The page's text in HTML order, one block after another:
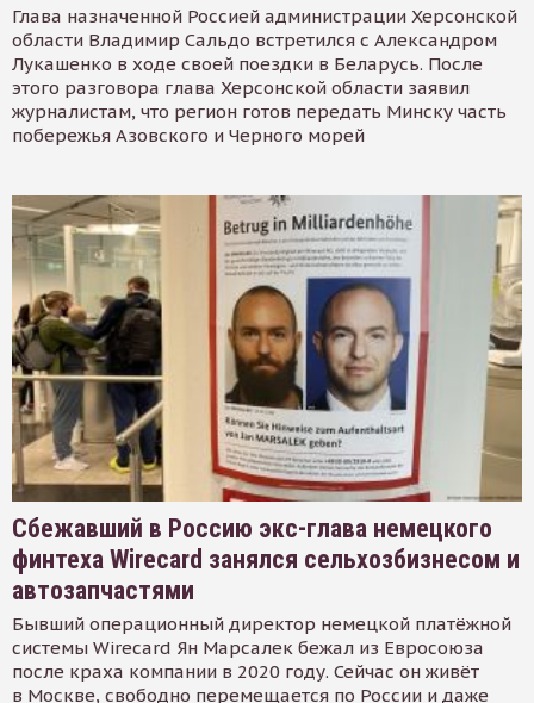
Глава назначенной Россией администрации Херсонской
области Владимир Сальдо встретился с Александром
Лукашенко в ходе своей поездки в Беларусь. После
этого разговора глава Херсонской области заявил
журналистам, что регион готов передать Минску часть
побережья Азовского и Черного морей
Сбежавший в Россию экс-глава немецкого
финтеха Wirecard занялся сельхозбизнесом и
автозапчастями
Бывший операционный директор немецкой платёжной
системы Wirecard Ян Марсалек бежал из Евросоюза
после краха компании в 2020 году. Сейчас он живёт
в Москве, свободно перемещается по России и даже